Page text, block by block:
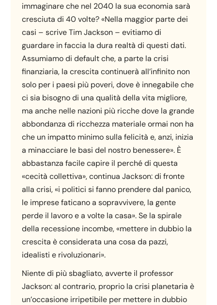
immaginare che nel 2040 la sua economia sarà
cresciuta di 40 volte? «Nella maggior parte dei
casi – scrive Tim Jackson – evitiamo di
guardare in faccia la dura realtà di questi dati.
Assumiamo di default che, a parte la crisi
finanziaria, la crescita continuerà all’infinito non
solo per i paesi più poveri, dove è innegabile che
ci sia bisogno di una qualità della vita migliore,
ma anche nelle nazioni più ricche dove la grande
abbondanza di ricchezza materiale ormai non ha
che un impatto minimo sulla felicità e, anzi, inizia
a minacciare le basi del nostro benessere». È
abbastanza facile capire il perché di questa
«cecità collettiva», continua Jackson: di fronte
alla crisi, «i politici si fanno prendere dal panico,
le imprese faticano a sopravvivere, la gente
perde il lavoro e a volte la casa». Se la spirale
della recessione incombe, «mettere in dubbio la
crescita è considerata una cosa da pazzi,
idealisti e rivoluzionari».
Niente di più sbagliato, avverte il professor
Jackson: al contrario, proprio la crisi planetaria è
un’occasione irripetibile per mettere in dubbio